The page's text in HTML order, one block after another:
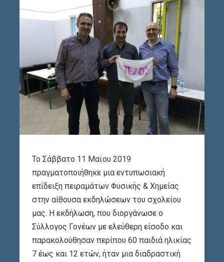
Το Σάββατο 11 Μαϊου 2019
πραγματοποιήθηκε μια εντυπωσιακή
επίδειξη πειραμάτων Φυσικής & Χημείας
στην αίθουσα εκδηλώσεων του σχολείου
μας. Η εκδήλωση, που διοργάνωσε ο
Σύλλογος Γονέων με ελεύθερη είσοδο και
παρακολούθησαν περίπου 60 παιδιά ηλικίας
7 έως και 12 ετών, ήταν μια διαδραστική